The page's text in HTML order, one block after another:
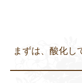
まずは、酸化し